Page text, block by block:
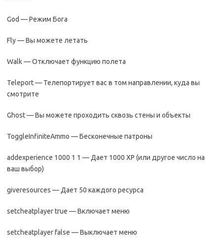
God — Режим Бога
Fly — Вы можете летать
Walk — Отключает функцию полета
Teleport — Телепортирует вас в том направлении, куда вы
смотрите
Ghost — Вы можете проходить сквозь стены и объекты
ToggleInfiniteAmmo — Бесконечные патроны
addexperience 1000 1 1 — Дает 1000 XP (или другое число на
ваш выбор)
giveresources — Дает 50 каждого ресурса
setcheatplayer true — Включает меню
setcheatplayer false — Выключает меню